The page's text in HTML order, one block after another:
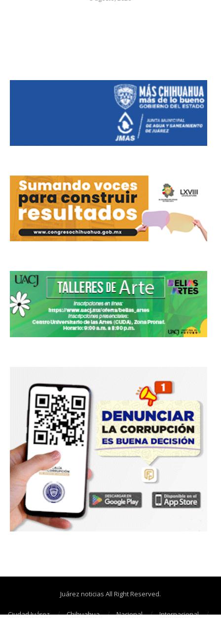
Juárez noticias All Right Reserved.
Ciudad Juárez Chihuahua Nacional
Internacional